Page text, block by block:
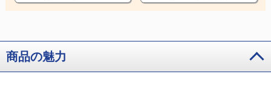
商品の魅力